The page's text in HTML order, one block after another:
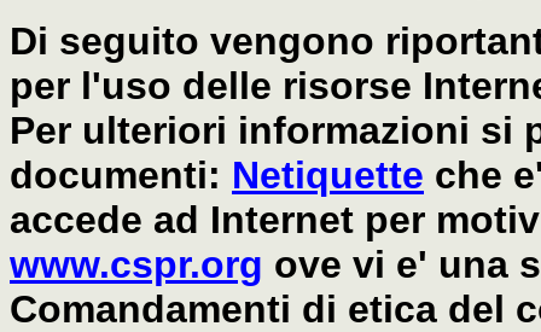
Di seguito vengono
per l'uso delle risorse
Per ulteriori informazioni si
documenti: Netiquette che
accede ad Internet per
www.cspr.org ove vi e' una
Comandamenti di etica del